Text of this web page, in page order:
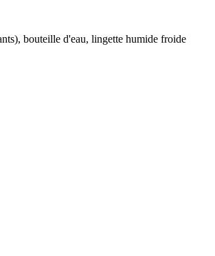
bouteille d'eau, lingette humide froide